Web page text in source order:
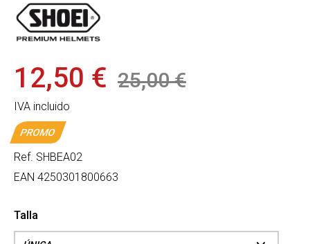
12,50 € 25,00 €
IVA incluido
PROMO
Ref. SHBEA02
EAN 4250301800663
Talla